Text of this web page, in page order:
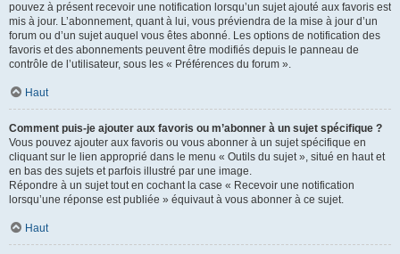
pouvez à présent recevoir une notification lorsqu’un sujet ajouté aux favoris est
mis à jour. L’abonnement, quant à lui, vous préviendra de la mise à jour d’un
forum ou d’un sujet auquel vous êtes abonné. Les options de notification des
favoris et des abonnements peuvent être modifiés depuis le panneau de
contrôle de l’utilisateur, sous les « Préférences du forum ».
Haut
Comment puis-je ajouter aux favoris ou m’abonner à un sujet spécifique ?
Vous pouvez ajouter aux favoris ou vous abonner à un sujet spécifique en
cliquant sur le lien approprié dans le menu « Outils du sujet », situé en haut et
en bas des sujets et parfois illustré par une image.
Répondre à un sujet tout en cochant la case « Recevoir une notification
lorsqu’une réponse est publiée » équivaut à vous abonner à ce sujet.
Haut